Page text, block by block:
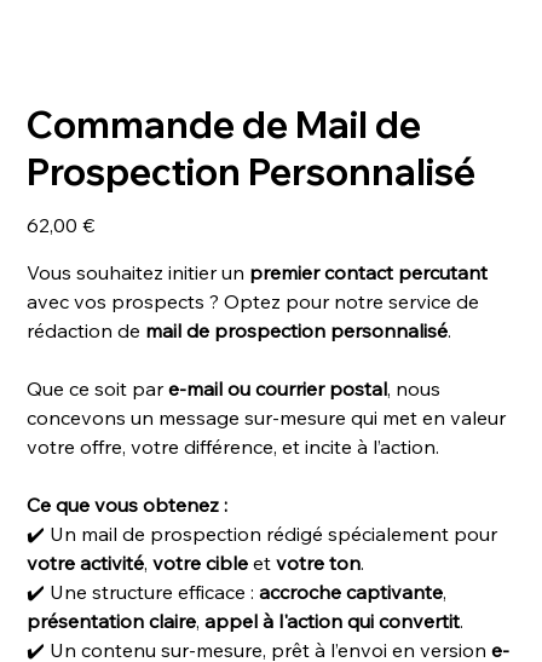
Commande de Mail de
Prospection Personnalisé
Prix
62,00 €
Vous souhaitez initier un premier contact percutant
avec vos prospects ? Optez pour notre service de
rédaction de mail de prospection personnalisé.
Que ce soit pare-mail ou courrier postal, nous
concevons un message sur-mesure qui met en valeur
votre offre, votre différence, et incite à l’action.
Ce que vous obtenez :
✔️ Un mail de prospection rédigé spécialement pour
votre activité,votre cible etvotre ton.
✔️ Une structure efficace :accroche captivante,
présentation claire,appel à l'action qui convertit.
✔️ Un contenu sur-mesure, prêt à l’envoi en versione-